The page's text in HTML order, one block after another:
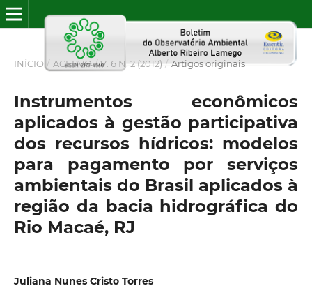
INÍCIO / ACERVO / V. 6 N. 2 (2012) / Artigos originais
Instrumentos econômicos
aplicados à gestão participativa
dos recursos hídricos: modelos
para pagamento por serviços
ambientais do Brasil aplicados à
região da bacia hidrográfica do
Rio Macaé, RJ
Juliana Nunes Cristo Torres